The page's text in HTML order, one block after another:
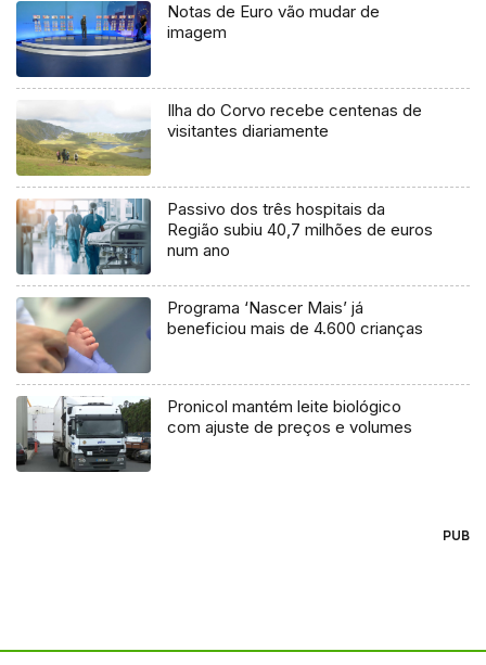
Notas de Euro vão mudar de
imagem
Ilha do Corvo recebe centenas de
visitantes diariamente
Passivo dos três hospitais da
Região subiu 40,7 milhões de euros
num ano
Programa ‘Nascer Mais’ já
beneficiou mais de 4.600 crianças
Pronicol mantém leite biológico
com ajuste de preços e volumes
PUB